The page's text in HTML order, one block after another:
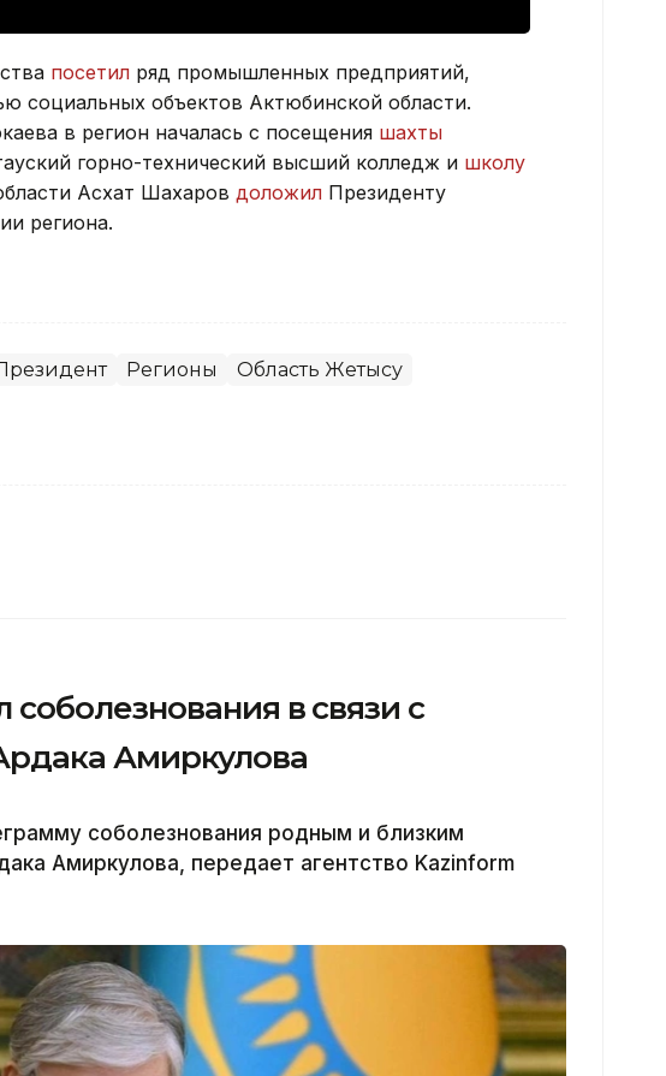
посетил ряд промышленных предприятий,
социальных объектов Актюбинской области.
в регион началась с посещения шахты
горно-технический высший колледж и школу
Асхат Шахаров доложил Президенту
региона.
Регионы Область Жетысу
в связи с
Амиркулова
соболезнования родным и близким
Амиркулова, передает агентство Kazinform